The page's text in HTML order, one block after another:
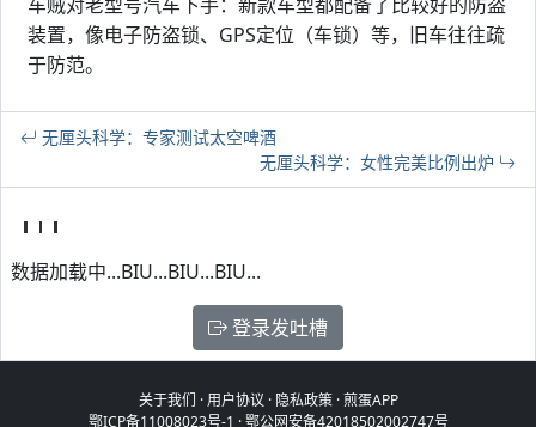
装置，像电子防盗锁、GPS定位（车锁）等，旧车往往疏
于防范。
无厘头科学：专家测试太空啤酒
无厘头科学：女性完美比例出炉
数据加载中...BIU...BIU...BIU...
登录发吐槽
关于我们 ·用户协议 · 隐私政策·煎蛋APP
鄂ICP备11008023号-1 ·鄂公网安备42018502002747号